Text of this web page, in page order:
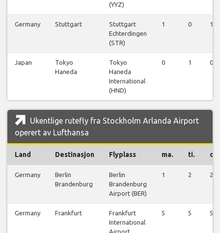
(YYZ)
Germany Stuttgart
Stuttgart
Echterdingen
(STR)
1 0 1
Japan
Tokyo
Haneda
Tokyo
Haneda
International
(HND)
0 1 0
Ukentlige rutefly fra Stockholm Arlanda Airport
operert av Lufthansa
Land Destinasjon Flyplass ma. ti. on.
Germany
Berlin
Brandenburg
Berlin
Brandenburg
Airport (BER)
1 2 2
Germany Frankfurt
Frankfurt
International
Airport
5 5 5